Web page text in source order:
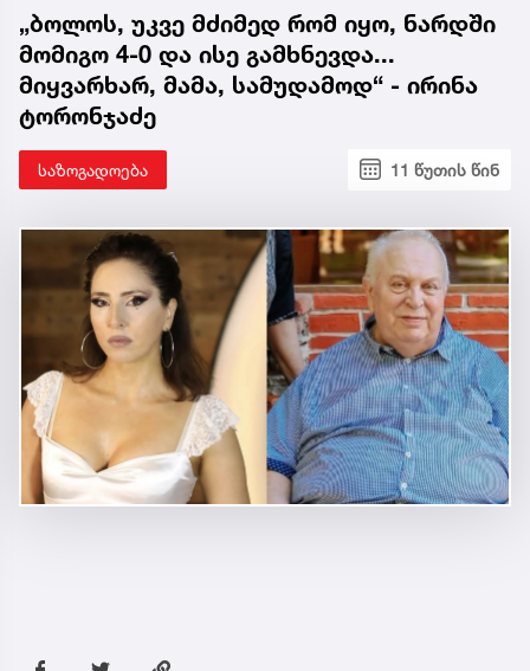
„ბოლოს, უკვე მძიმედ რომ იყო, ნარდში
მომიგო 4-0 და ისე გამხნევდა...
მიყვარხარ, მამა, სამუდამოდ“ - ირინა
ტორონჯაძე
საზოგადოება 11 წუთის წინ